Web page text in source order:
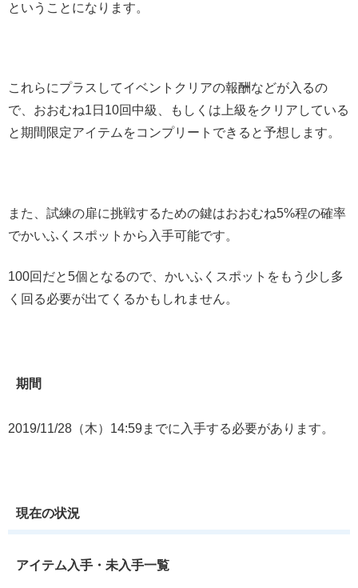
ということになります。
これらにプラスしてイベントクリアの報酬などが入るの
で、おおむね1日10回中級、もしくは上級をクリアしている
と期間限定アイテムをコンプリートできると予想します。
また、試練の扉に挑戦するための鍵はおおむね5%程の確率
でかいふくスポットから入手可能です。
100回だと5個となるので、かいふくスポットをもう少し多
く回る必要が出てくるかもしれません。
期間
2019/11/28（木）14:59までに入手する必要があります。
現在の状況
アイテム入手・未入手一覧